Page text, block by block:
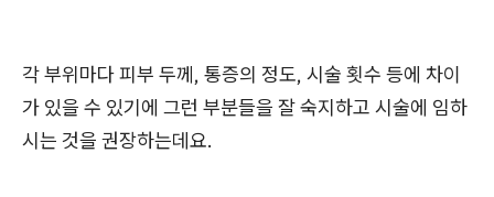
각 부위마다 피부 두께, 통증의 정도, 시술 횟수 등에 차이
가 있을 수 있기에 그런 부분들을 잘 숙지하고 시술에 임하
시는 것을 권장하는데요.